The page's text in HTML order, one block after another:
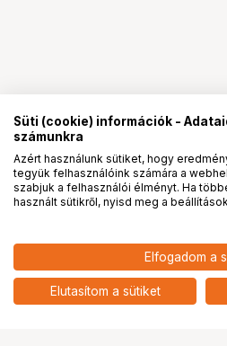
HOLLYLAND VENUSLIV
LIVE STREAMING CAMERA
PRO
Süti (cookie) információk -
számunkra
Azért használunk sütiket, hogy
tegyük felhasználóink számára a
szabjuk a felhasználói élményt. Ha
használt sütikről, nyisd meg a
Elfogadom a
Elutasítom a sütiket